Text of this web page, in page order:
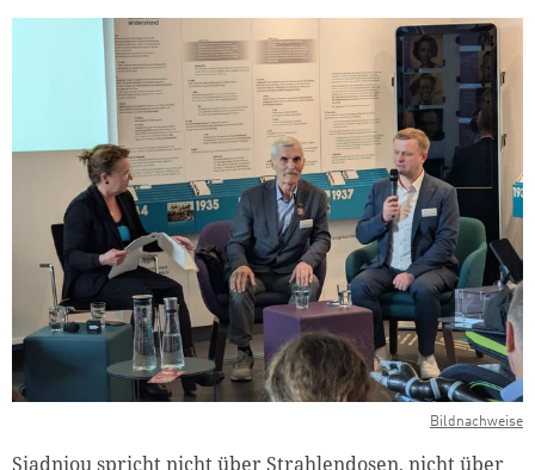
Bildnachweise
Siadniou spricht nicht über Strahlendosen, nicht über